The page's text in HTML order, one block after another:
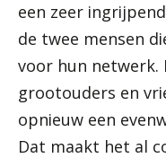
een zeer
de twee mensen
voor hun netwerk.
grootouders en
opnieuw een
Dat maakt het al